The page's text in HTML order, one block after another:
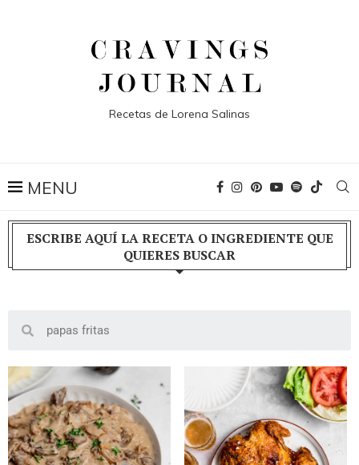
Recetas de Lorena Salinas
ESCRIBE AQUÍ LA RECETA O INGREDIENTE QUE
QUIERES BUSCAR